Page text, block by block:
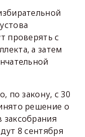
проверять с
а затем
по закону, с 30
решение о
8 сентября